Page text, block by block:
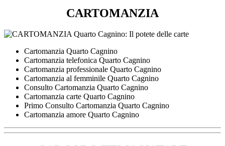
CARTOMANZIA
Cartomanzia Quarto Cagnino
Cartomanzia telefonica Quarto Cagnino
Cartomanzia professionale Quarto Cagnino
Cartomanzia al femminile Quarto Cagnino
Consulto Cartomanzia Quarto Cagnino
Cartomanzia carte Quarto Cagnino
Primo Consulto Cartomanzia Quarto Cagnino
Cartomanzia amore Quarto Cagnino